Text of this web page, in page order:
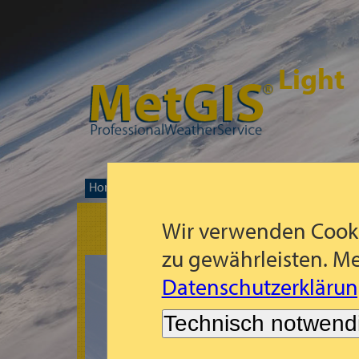
Wir verwenden
zu gewährleisten.
Technisch
Light
Home
Lo sentimos!